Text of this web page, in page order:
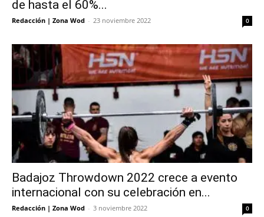
de hasta el 60%...
Redacción | Zona Wod - 23 noviembre 2022 0
Badajoz Throwdown 2022 crece a evento
internacional con su celebración en...
Redacción | Zona Wod - 3 noviembre 2022 0